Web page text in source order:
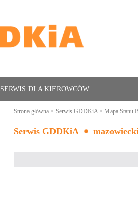
SERWIS DLA KIEROWCÓW
Strona główna > Serwis GDDKiA> Mapa Stanu
Serwis GDDKiA